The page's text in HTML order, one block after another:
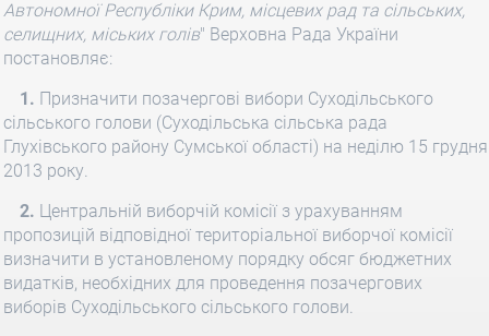
Автономної Республіки Крим, місцевих рад та сільських,
селищних, міських голів" Верховна Рада України
постановляє:
1. Призначити позачергові вибори Суходільського
сільського голови (Суходільська сільська рада
Глухівського району Сумської області) на неділю 15 грудня
2013 року.
2. Центральній виборчій комісії з урахуванням
пропозицій відповідної територіальної виборчої комісії
визначити в установленому порядку обсяг бюджетних
видатків, необхідних для проведення позачергових
виборів Суходільського сільського голови.